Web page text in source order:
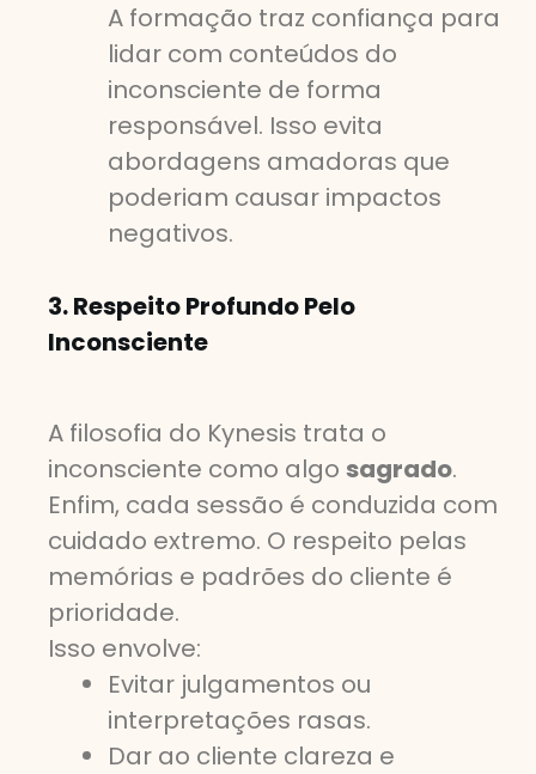
A formação traz confiança para
lidar com conteúdos do
inconsciente de forma
responsável. Isso evita
abordagens amadoras que
poderiam causar impactos
negativos.
3. Respeito Profundo Pelo
Inconsciente
A filosofia do Kynesis trata o
inconsciente como algo sagrado.
Enfim, cada sessão é conduzida com
cuidado extremo. O respeito pelas
memórias e padrões do cliente é
prioridade.
Isso envolve:
Evitar julgamentos ou
interpretações rasas.
Dar ao cliente clareza e